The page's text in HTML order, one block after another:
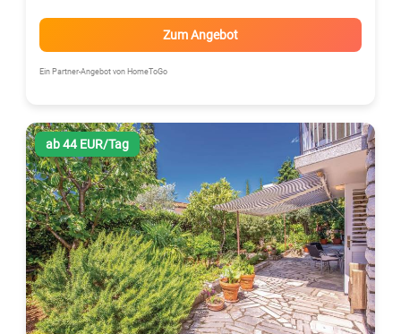
Zum Angebot
Ein Partner-Angebot von HomeToGo
ab 44 EUR/Tag